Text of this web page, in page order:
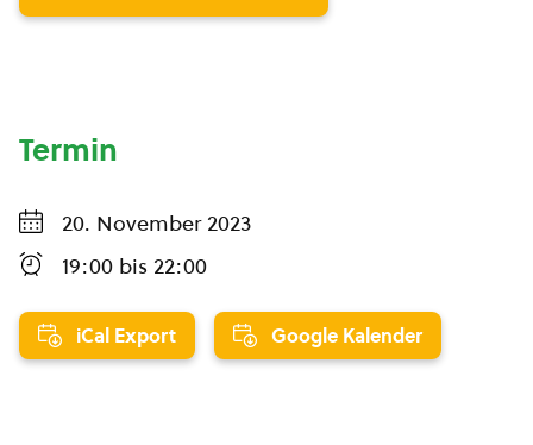
Termin
20. November 2023
19:00 bis 22:00
iCal Export Google Kalender